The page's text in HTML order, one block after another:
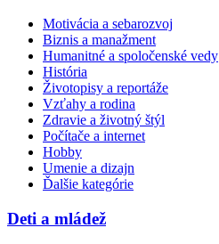
Motivácia a sebarozvoj
Biznis a manažment
Humanitné a spoločenské vedy
História
Životopisy a reportáže
Vzťahy a rodina
Zdravie a životný štýl
Počítače a internet
Hobby
Umenie a dizajn
Ďalšie kategórie
Deti a mládež